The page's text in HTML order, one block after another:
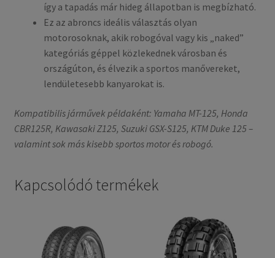
így a tapadás már hideg állapotban is megbízható.
Ez az abroncs ideális választás olyan
motorosoknak, akik robogóval vagy kis „naked”
kategóriás géppel közlekednek városban és
országúton, és élvezik a sportos manővereket,
lendületesebb kanyarokat is.
Kompatibilis járművek példaként: Yamaha MT-125, Honda
CBR125R, Kawasaki Z125, Suzuki GSX-S125, KTM Duke 125 –
valamint sok más kisebb sportos motor és robogó.
Kapcsolódó termékek